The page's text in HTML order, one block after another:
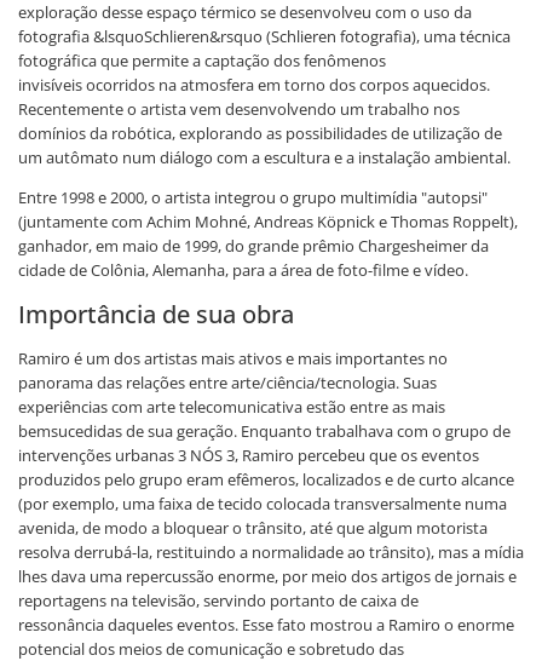
exploração desse espaço térmico se desenvolveu com o uso da
fotografia &lsquoSchlieren&rsquo (Schlieren fotografia), uma técnica
fotográfica que permite a captação dos fenômenos
invisíveis ocorridos na atmosfera em torno dos corpos aquecidos.
Recentemente o artista vem desenvolvendo um trabalho nos
domínios da robótica, explorando as possibilidades de utilização de
um autômato num diálogo com a escultura e a instalação ambiental.
Entre 1998 e 2000, o artista integrou o grupo multimídia "autopsi"
(juntamente com Achim Mohné, Andreas Köpnick e Thomas Roppelt),
ganhador, em maio de 1999, do grande prêmio Chargesheimer da
cidade de Colônia, Alemanha, para a área de foto-filme e vídeo.
Importância de sua obra
Ramiro é um dos artistas mais ativos e mais importantes no
panorama das relações entre arte/ciência/tecnologia. Suas
experiências com arte telecomunicativa estão entre as mais
bemsucedidas de sua geração. Enquanto trabalhava com o grupo de
intervenções urbanas 3 NÓS 3, Ramiro percebeu que os eventos
produzidos pelo grupo eram efêmeros, localizados e de curto alcance
(por exemplo, uma faixa de tecido colocada transversalmente numa
avenida, de modo a bloquear o trânsito, até que algum motorista
resolva derrubá-la, restituindo a normalidade ao trânsito), mas a mídia
lhes dava uma repercussão enorme, por meio dos artigos de jornais e
reportagens na televisão, servindo portanto de caixa de
ressonância daqueles eventos. Esse fato mostrou a Ramiro o enorme
potencial dos meios de comunicação e sobretudo das